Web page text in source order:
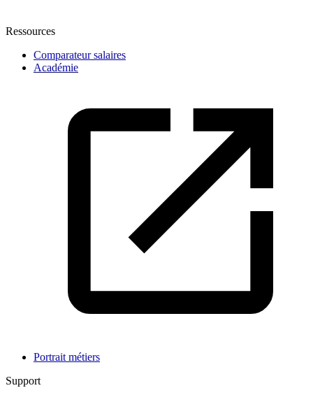
Ressources
Comparateur salaires
Académie
Portrait métiers
Support